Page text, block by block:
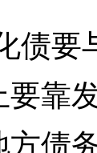
要
靠
方债